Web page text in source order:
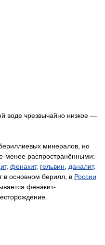
воде чрезвычайно низкое —
минералов, но
менее распространёнными:
, фенакит, гельвин даналит.
основном берилл, в России
фенакит-